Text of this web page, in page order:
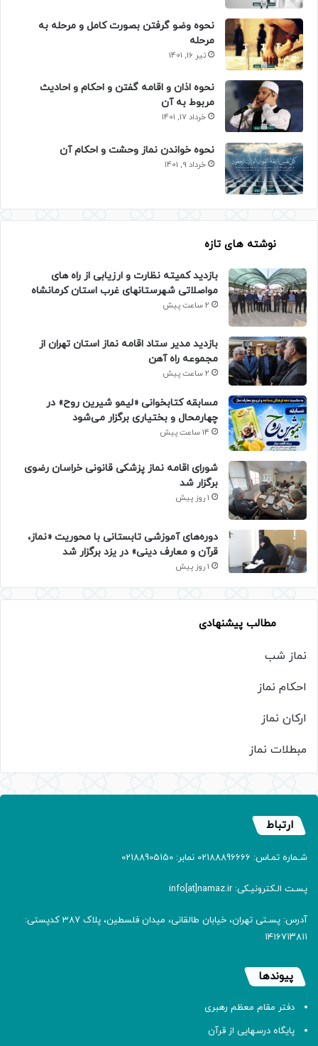
نحوه وضو گرفتن بصورت کامل و مرحله به
مرحله
تیر 16, 1401
نحوه اذان و اقامه گفتن و احکام و احادیث
مربوط به آن
خرداد 17, 1401
نحوه خواندن نماز وحشت و احکام آن
خرداد 9, 1401
نوشته های تازه
بازدید کمیته نظارت و ارزیابی از راه های
مواصلاتی شهرستانهای غرب استان کرمانشاه
2 ساعت پیش
بازدید مدیر ستاد اقامه نماز استان تهران از
مجموعه راه آهن
2 ساعت پیش
مسابقه کتابخوانی «لیمو شیرین روح» در
چهارمحال و بختیاری برگزار می‌شود
14 ساعت پیش
شورای اقامه نماز پزشکی قانونی خراسان رضوی
برگزار شد
1 روز پیش
دوره‌های آموزشی تابستانی با محوریت «نماز،
قرآن و معارف دینی» در یزد برگزار شد
1 روز پیش
مطالب پیشنهادی
نماز شب
احکام نماز
ارکان نماز
مبطلات نماز
ارتباط
شـماره تمـاس: 02188896666 نمابر: 02188905150
پسـت الـکترونیـکی: info[at]namaz.ir
آدرس: پسـتی تهران، خیابان طالقانی، میدان فلسطین، پلاک 387 کدپستی:
۱۴۱۶۷۱۳۸۱۱
پیوندها
دفتر مقام معظم رهبری
پایگاه درسهایی از قرآن